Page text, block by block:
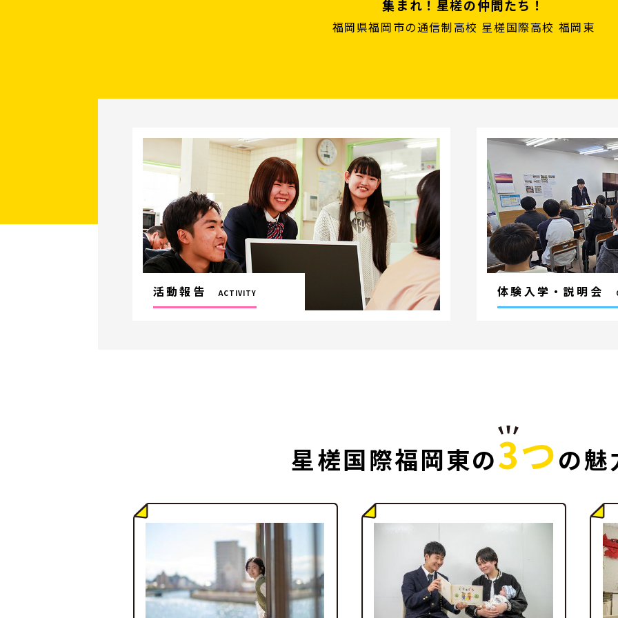
集まれ！星槎の仲間たち！
福岡県福岡市の通信制高校 星槎国際高校 福岡東
活動報告 ACTIVITY 体験⼊学・説明会
星槎国際福岡東の3つの魅